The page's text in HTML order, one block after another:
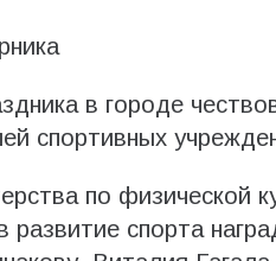
в городе
спортивных
по физической
развитие спорта